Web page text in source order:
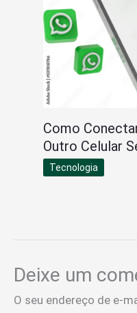
Como
Outro Celular
Tecnologia
Deixe um
O seu endereço de e-